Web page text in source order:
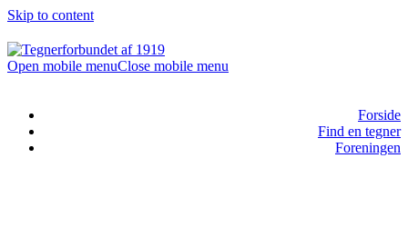
Skip to content
Open mobile menuClose mobile menu
Forside
Find en tegner
Foreningen